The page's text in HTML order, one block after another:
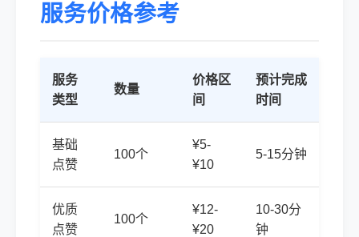
服务价格参考
服务
类型
数量
价格区
间
预计完成
时间
基础
点赞
100个
¥5-
¥10
5-15分钟
优质
点赞
100个
¥12-
¥20
10-30分
钟